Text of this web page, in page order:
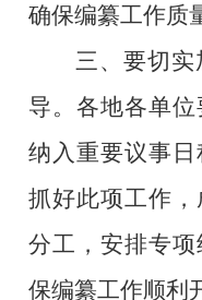
确保编纂工作质
三、要切
导。各地各单
纳入重要议事
抓好此项工作
分工，安排专
保编纂工作顺利